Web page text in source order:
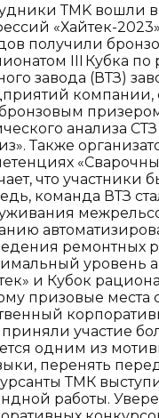
ТMK вошли
«Хайтек-
получили
III Кубка
завода (ВТЗ)
компании,
анализа
Также
что
команда ВТЗ
ремонтных
уровень
и Кубок
призовые места
приняли участие
одним из
перенять
ТМК
работы.